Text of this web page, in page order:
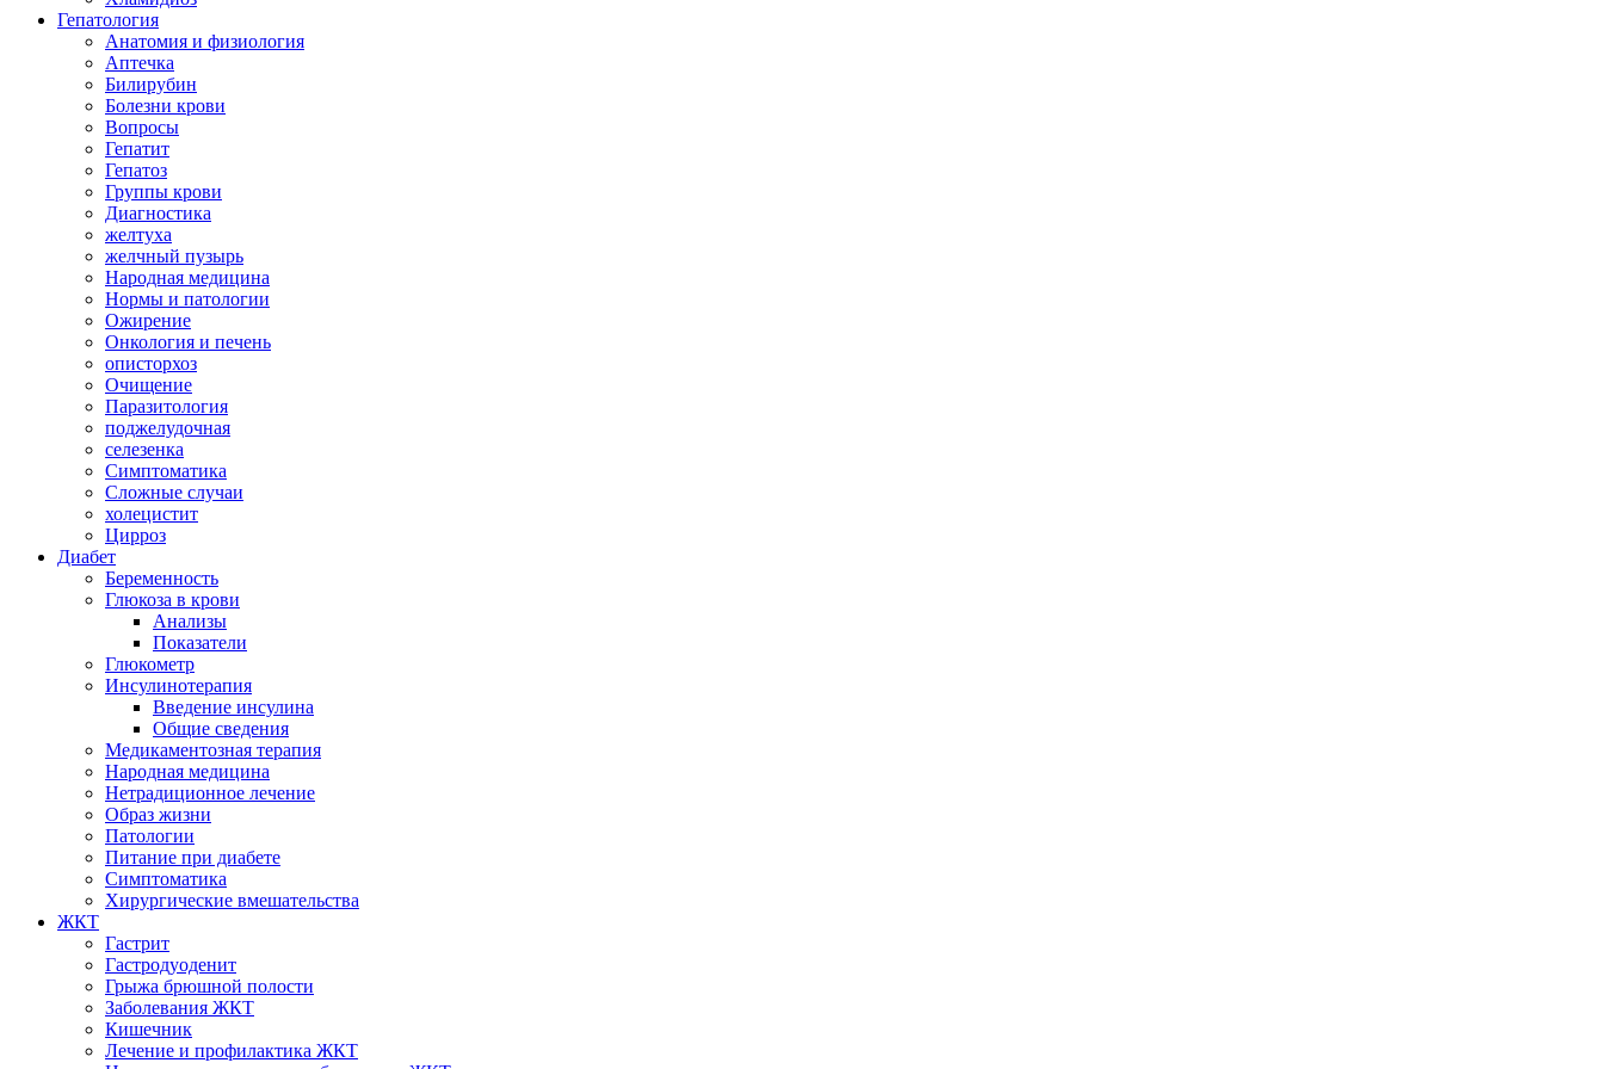
Гепатология
Анатомия и физиология
Аптечка
Билирубин
Болезни крови
Вопросы
Гепатит
Гепатоз
Группы крови
Диагностика
желтуха
желчный пузырь
Народная медицина
Нормы и патологии
Ожирение
Онкология и печень
описторхоз
Очищение
Паразитология
поджелудочная
селезенка
Симптоматика
Сложные случаи
холецистит
Цирроз
Диабет
Беременность
Глюкоза в крови
Анализы
Показатели
Глюкометр
Инсулинотерапия
Введение инсулина
Общие сведения
Медикаментозная терапия
Народная медицина
Нетрадиционное лечение
Образ жизни
Патологии
Питание при диабете
Симптоматика
Хирургические вмешательства
ЖКТ
Гастрит
Гастродуоденит
Грыжа брюшной полости
Заболевания ЖКТ
Кишечник
Лечение и профилактика ЖКТ